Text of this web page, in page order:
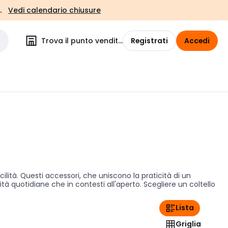
Vedi calendario chiusure
Trova il punto vendita Registrati Accedi
Questi accessori, che uniscono la praticità di un
quotidiane che in contesti all'aperto. Scegliere un coltello
Lista
Griglia